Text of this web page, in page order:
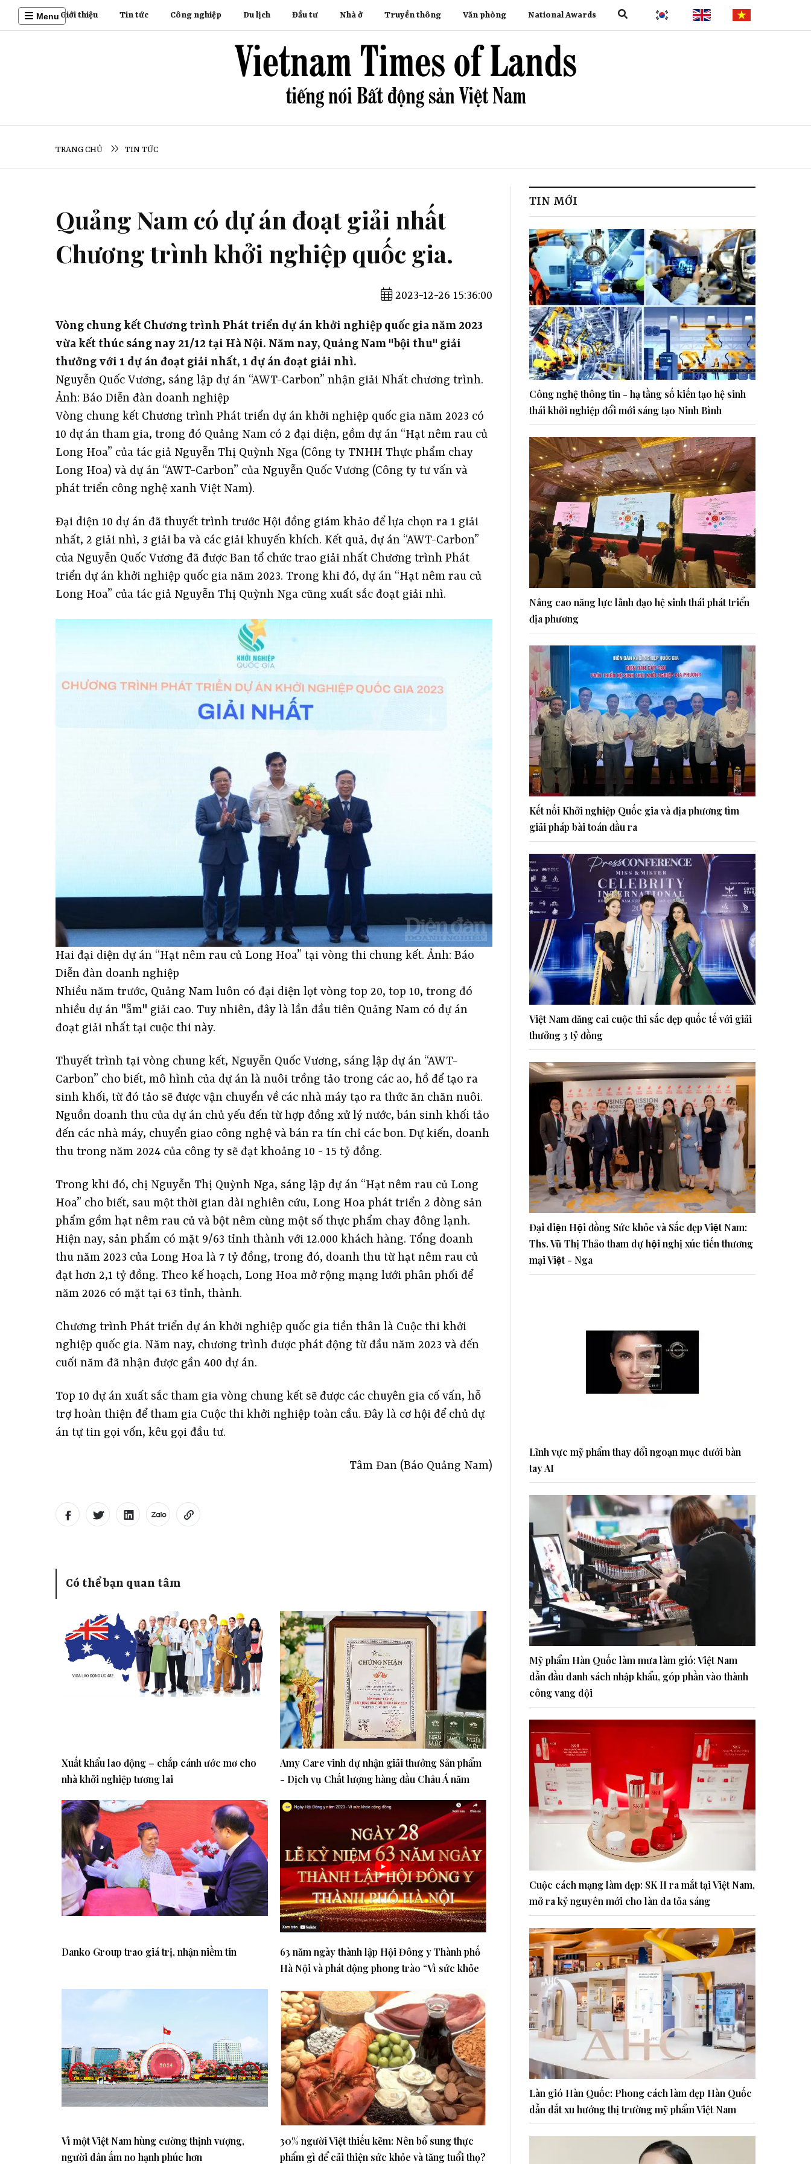
Menu Giới thiệu Tin tức Công nghiệp Du lịch Đầu tư Nhà ở Truyền thông Văn phòng National Awards
TRANG CHỦ TIN TỨC
Quảng Nam có dự án đoạt giải nhất
Chương trình khởi nghiệp quốc gia.
2023-12-26 15:36:00
Vòng chung kết Chương trình Phát triển dự án khởi nghiệp quốc gia năm 2023
vừa kết thúc sáng nay 21/12 tại Hà Nội. Năm nay, Quảng Nam "bội thu" giải
thưởng với 1 dự án đoạt giải nhất, 1 dự án đoạt giải nhì.
Nguyễn Quốc Vương, sáng lập dự án “AWT-Carbon” nhận giải Nhất chương trình.
Ảnh: Báo Diễn đàn doanh nghiệp
Vòng chung kết Chương trình Phát triển dự án khởi nghiệp quốc gia năm 2023 có
10 dự án tham gia, trong đó Quảng Nam có 2 đại diện, gồm dự án “Hạt nêm rau củ
Long Hoa” của tác giả Nguyễn Thị Quỳnh Nga (Công ty TNHH Thực phẩm chay
Long Hoa) và dự án “AWT-Carbon” của Nguyễn Quốc Vương (Công ty tư vấn và
phát triển công nghệ xanh Việt Nam).
Đại diện 10 dự án đã thuyết trình trước Hội đồng giám khảo để lựa chọn ra 1 giải
nhất, 2 giải nhì, 3 giải ba và các giải khuyến khích. Kết quả, dự án “AWT-Carbon”
của Nguyễn Quốc Vương đã được Ban tổ chức trao giải nhất Chương trình Phát
triển dự án khởi nghiệp quốc gia năm 2023. Trong khi đó, dự án “Hạt nêm rau củ
Long Hoa” của tác giả Nguyễn Thị Quỳnh Nga cũng xuất sắc đoạt giải nhì.
Hai đại diện dự án “Hạt nêm rau củ Long Hoa” tại vòng thi chung kết. Ảnh: Báo
Diễn đàn doanh nghiệp
Nhiều năm trước, Quảng Nam luôn có đại diện lọt vòng top 20, top 10, trong đó
nhiều dự án "ẵm" giải cao. Tuy nhiên, đây là lần đầu tiên Quảng Nam có dự án
đoạt giải nhất tại cuộc thi này.
Thuyết trình tại vòng chung kết, Nguyễn Quốc Vương, sáng lập dự án “AWT-
Carbon” cho biết, mô hình của dự án là nuôi trồng tảo trong các ao, hồ để tạo ra
sinh khối, từ đó tảo sẽ được vận chuyển về các nhà máy tạo ra thức ăn chăn nuôi.
Nguồn doanh thu của dự án chủ yếu đến từ hợp đồng xử lý nước, bán sinh khối tảo
đến các nhà máy, chuyển giao công nghệ và bán ra tín chỉ các bon. Dự kiến, doanh
thu trong năm 2024 của công ty sẽ đạt khoảng 10 - 15 tỷ đồng.
Trong khi đó, chị Nguyễn Thị Quỳnh Nga, sáng lập dự án “Hạt nêm rau củ Long
Hoa” cho biết, sau một thời gian dài nghiên cứu, Long Hoa phát triển 2 dòng sản
phẩm gồm hạt nêm rau củ và bột nêm cùng một số thực phẩm chay đông lạnh.
Hiện nay, sản phẩm có mặt 9/63 tỉnh thành với 12.000 khách hàng. Tổng doanh
thu năm 2023 của Long Hoa là 7 tỷ đồng, trong đó, doanh thu từ hạt nêm rau củ
đạt hơn 2,1 tỷ đồng. Theo kế hoạch, Long Hoa mở rộng mạng lưới phân phối để
năm 2026 có mặt tại 63 tỉnh, thành.
Chương trình Phát triển dự án khởi nghiệp quốc gia tiền thân là Cuộc thi khởi
nghiệp quốc gia. Năm nay, chương trình được phát động từ đầu năm 2023 và đến
cuối năm đã nhận được gần 400 dự án.
Top 10 dự án xuất sắc tham gia vòng chung kết sẽ được các chuyên gia cố vấn, hỗ
trợ hoàn thiện để tham gia Cuộc thi khởi nghiệp toàn cầu. Đây là cơ hội để chủ dự
án tự tin gọi vốn, kêu gọi đầu tư.
Tâm Đan (Báo Quảng Nam)
Có thể bạn quan tâm
Xuất khẩu lao động – chắp cánh ước mơ cho
nhà khởi nghiệp tương lai
Amy Care vinh dự nhận giải thưởng Sản phẩm
- Dịch vụ Chất lượng hàng đầu Châu Á năm
Danko Group trao giá trị, nhận niềm tin
63 năm ngày thành lập Hội Đông y Thành phố
Hà Nội và phát động phong trào “Vì sức khỏe
Vì một Việt Nam hùng cường thịnh vượng,
người dân ấm no hạnh phúc hơn
30% người Việt thiếu kẽm: Nên bổ sung thực
phẩm gì để cải thiện sức khỏe và tăng tuổi thọ?
TIN MỚI
Công nghệ thông tin - hạ tầng số kiến tạo hệ sinh
thái khởi nghiệp đổi mới sáng tạo Ninh Bình
Nâng cao năng lực lãnh đạo hệ sinh thái phát triển
địa phương
Kết nối Khởi nghiệp Quốc gia và địa phương tìm
giải pháp bài toán đầu ra
Việt Nam đăng cai cuộc thi sắc đẹp quốc tế với giải
thưởng 3 tỷ đồng
Đại diện Hội đồng Sức khỏe và Sắc đẹp Việt Nam:
Ths. Vũ Thị Thảo tham dự hội nghị xúc tiến thương
mại Việt - Nga
Lĩnh vực mỹ phẩm thay đổi ngoạn mục dưới bàn
tay AI
Mỹ phẩm Hàn Quốc làm mưa làm gió: Việt Nam
dẫn đầu danh sách nhập khẩu, góp phần vào thành
công vang dội
Cuộc cách mạng làm đẹp: SK II ra mắt tại Việt Nam,
mở ra kỷ nguyên mới cho làn da tỏa sáng
Làn gió Hàn Quốc: Phong cách làm đẹp Hàn Quốc
dẫn dắt xu hướng thị trường mỹ phẩm Việt Nam